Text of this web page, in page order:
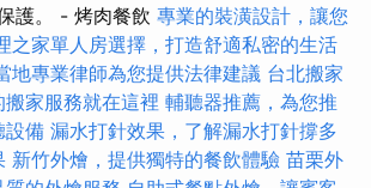
護。 - 烤肉餐飲 專業的裝潢設計，讓您
之家單人房選擇，打造舒適私密的生活
地專業律師為您提供法律建議 台北搬家
家服務就在這裡 輔聽器推薦，為您推
設備 漏水打針效果，了解漏水打針撐多
新竹外燴，提供獨特的餐飲體驗 苗栗外